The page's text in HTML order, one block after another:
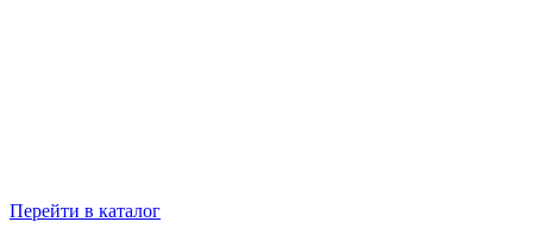
Перейти в каталог